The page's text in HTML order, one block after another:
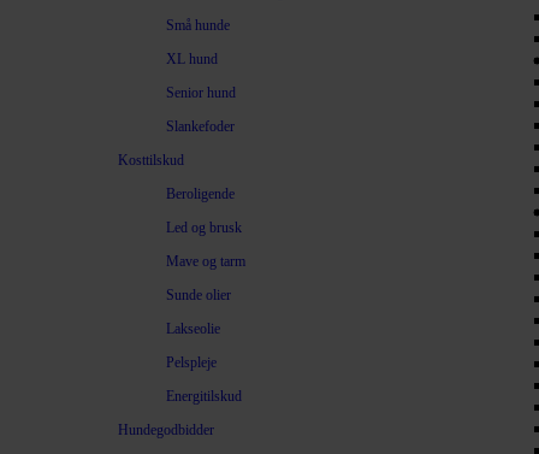
Små hunde
XL hund
Senior hund
Slankefoder
Kosttilskud
Beroligende
Led og brusk
Mave og tarm
Sunde olier
Lakseolie
Pelspleje
Energitilskud
Hundegodbidder